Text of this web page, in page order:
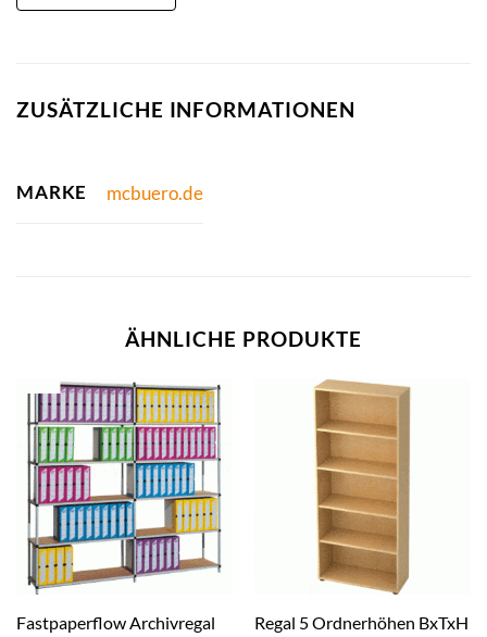
ZUSÄTZLICHE INFORMATIONEN
MARKE mcbuero.de
ÄHNLICHE PRODUKTE
Fastpaperflow Archivregal
Regal 5 Ordnerhöhen BxTxH